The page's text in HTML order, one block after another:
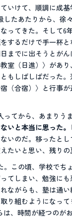
いけて、順調に成
したあたりから、徐
ってきた。そして6
するだけで手一杯
までに出そうとが
室（日進）〉があ
もしばしばだった
（合宿）〉と行事
ってから、あまりう
いと本当に思った。
いのだ。移ったと
たいと思い、残りの
。この頃、学校でち
てしまい、勉強に
ながらも、塾は通
り組むようになっ
は、時間が経つのが